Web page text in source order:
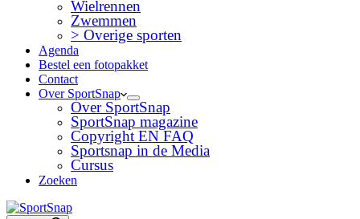
Wielrennen
Zwemmen
> Overige sporten
Agenda
Bestel een fotopakket
Contact
Over SportSnap
Over SportSnap
SportSnap magazine
Copyright EN FAQ
Sportsnap in de Media
Cursus
Zoeken